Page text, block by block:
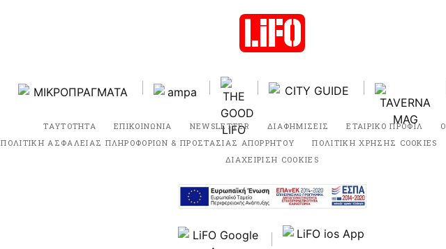
ΤΑΥΤΟΤΗΤΑ ΕΠΙΚΟΙΝΩΝΙΑ NEWSLETTER ΔΙΑΦΗΜΙΣΕΙΣ ΕΤΑΙΡΙΚΟ ΠΡΟΦΙΛ
ΠΟΛΙΤΙΚΗ ΑΣΦΑΛΕΙΑΣ ΠΛΗΡΟΦΟΡΙΩΝ & ΠΡΟΣΤΑΣΙΑΣ ΑΠΟΡΡΗΤΟΥ
ΠΟΛΙΤΙΚΗ ΧΡΗΣΗΣ COOKIES
ΔΙΑΧΕΙΡΙΣΗ COOKIES